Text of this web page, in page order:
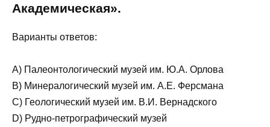
Академическая».
Варианты ответов:
A) Палеонтологический музей им. Ю.А. Орлова
B) Минералогический музей им. А.Е. Ферсмана
C) Геологический музей им. В.И. Вернадского
D) Рудно-петрографический музей